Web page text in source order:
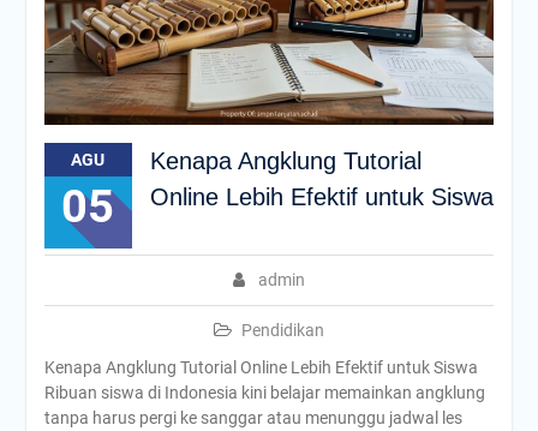
AGU
05
Kenapa Angklung Tutorial
Online Lebih Efektif untuk Siswa
admin
Pendidikan
Kenapa Angklung Tutorial Online Lebih Efektif untuk Siswa
Ribuan siswa di Indonesia kini belajar memainkan angklung
tanpa harus pergi ke sanggar atau menunggu jadwal les